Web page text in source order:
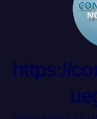
https://
Investigación de